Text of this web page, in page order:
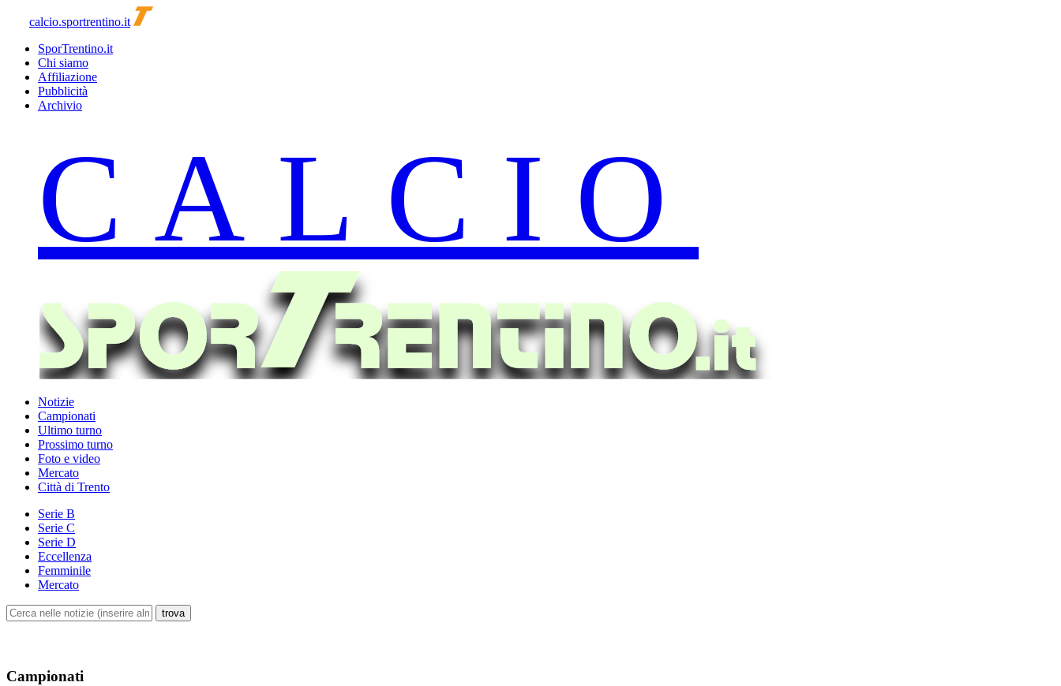
calcio.sportrentino.it
SporTrentino.it
Chi siamo
Affiliazione
Pubblicità
Archivio
Notizie
Campionati
Ultimo turno
Prossimo turno
Foto e video
Mercato
Città di Trento
Serie B
Serie C
Serie D
Eccellenza
Femminile
Mercato
Campionati